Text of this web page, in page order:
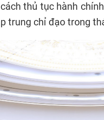
thủ tục hành
trung chỉ đạo trong